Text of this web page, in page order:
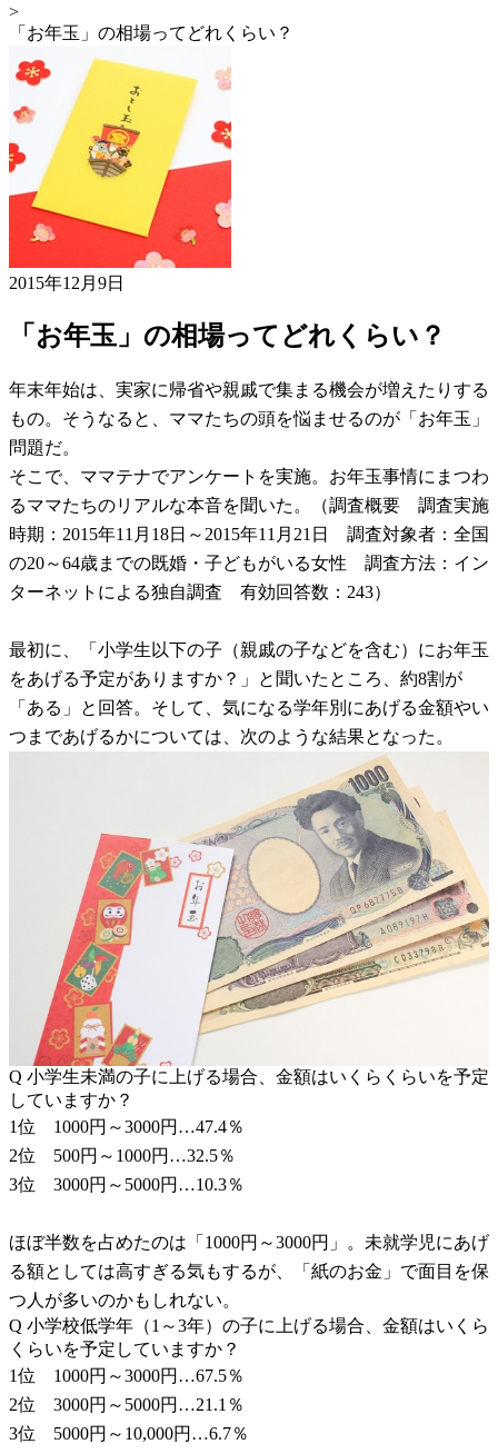
>
「お年玉」の相場ってどれくらい？
2015年12月9日
「お年玉」の相場ってどれくらい？
年末年始は、実家に帰省や親戚で集まる機会が増えたりする
もの。そうなると、ママたちの頭を悩ませるのが「お年玉」
問題だ。
そこで、ママテナでアンケートを実施。お年玉事情にまつわ
るママたちのリアルな本音を聞いた。（調査概要 調査実施
時期：2015年11月18日～2015年11月21日 調査対象者：全国
の20～64歳までの既婚・子どもがいる女性 調査方法：イン
ターネットによる独自調査 有効回答数：243）
最初に、「小学生以下の子（親戚の子などを含む）にお年玉
をあげる予定がありますか？」と聞いたところ、約8割が
「ある」と回答。そして、気になる学年別にあげる金額やい
つまであげるかについては、次のような結果となった。
Q 小学生未満の子に上げる場合、金額はいくらくらいを予定
していますか？
1位 1000円～3000円…47.4％
2位 500円～1000円…32.5％
3位 3000円～5000円…10.3％
ほぼ半数を占めたのは「1000円～3000円」。未就学児にあげ
る額としては高すぎる気もするが、「紙のお金」で面目を保
つ人が多いのかもしれない。
Q 小学校低学年（1～3年）の子に上げる場合、金額はいくら
くらいを予定していますか？
1位 1000円～3000円…67.5％
2位 3000円～5000円…21.1％
3位 5000円～10,000円…6.7％